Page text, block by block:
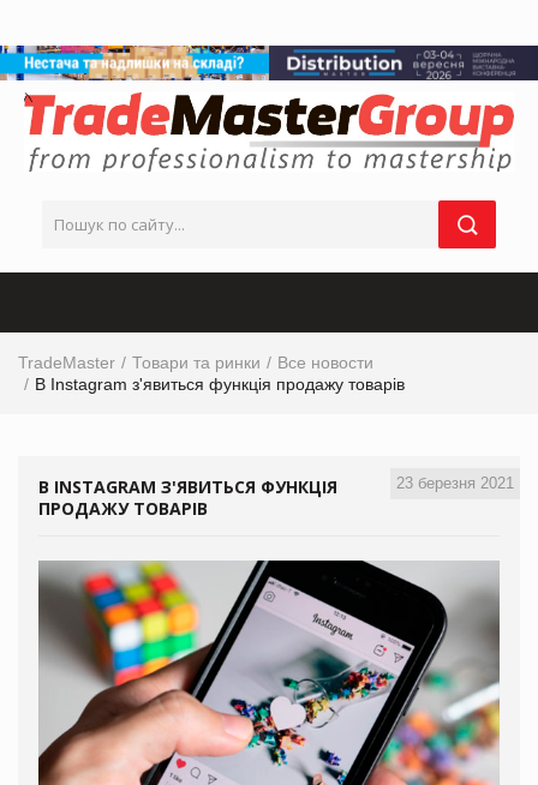
TradeMaster Товари та ринки
Все новости
В Instagram з'явиться функція продажу товарів
23 березня 2021
В INSTAGRAM З'ЯВИТЬСЯ ФУНКЦІЯ
ПРОДАЖУ ТОВАРІВ